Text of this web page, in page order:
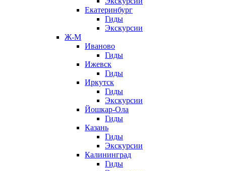
Екатеринбург
Гиды
Экскурсии
Ж-М
Иваново
Гиды
Ижевск
Гиды
Иркутск
Гиды
Экскурсии
Йошкар-Ола
Гиды
Казань
Гиды
Экскурсии
Калининград
Гиды